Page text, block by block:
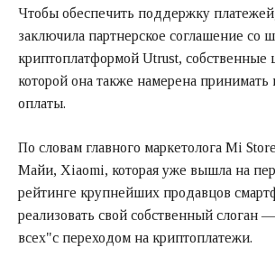
Чтобы обеспечить поддержку
заключила партнерское соглашение со
криптоплатформой Utrust,
которой она также намерена принимать
оплаты.
По словам главного маркетолога Mi
Майи, Xiaomi, которая уже вышла на
рейтинге крупнейших продавцов
реализовать свой собственный слоган
всех"с переходом на криптоплатежи.